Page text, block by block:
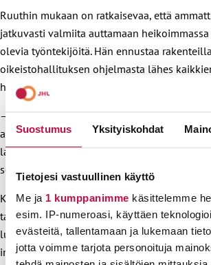
Suostumus Yksityiskohdat
Tietojesi vastuullinen käyttö
Me ja 1 kumppanimme käsittelemme
esim. IP-numeroasi, käyttäen
evästeitä, tallentamaan ja lukemaan
jotta voimme tarjota personoituja
Ruuthin mukaan on ratkaisevaa, että
jatkuvasti valmiita auttamaan heikoimmassa
olevia työntekijöitä. Hän ennustaa
oikeistohallituksen ohjelmasta lähes
hyvätuloisten kannalta hirveää.
– Pyrkimyksenä on heikentää työntekijöiden
ammattiliittojen asemaa irtisanomissuojaa
lakko-oikeutta rajoittamalla, paikallista
sekä yleissitovia työehtosopimuksia
Kokoomus on sitoutunut valtiontalouden
tasapainottamiseen kuuden miljardin edestä.
luvattiin, ettei tätä tehdä koulutuksesta,
indekseistä tai sote-palveluista. Vaalien